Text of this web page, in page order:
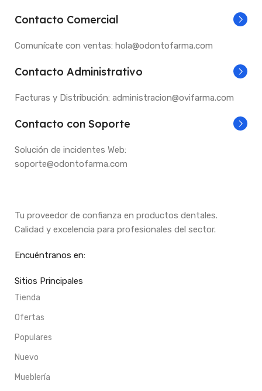
Contacto Comercial
Comunícate con ventas: hola@odontofarma.com
Contacto Administrativo
Facturas y Distribución: administracion@ovifarma.com
Contacto con Soporte
Solución de incidentes Web:
soporte@odontofarma.com
Tu proveedor de confianza en productos dentales.
Calidad y excelencia para profesionales del sector.
Encuéntranos en:
Sitios Principales
Tienda
Ofertas
Populares
Nuevo
Mueblería